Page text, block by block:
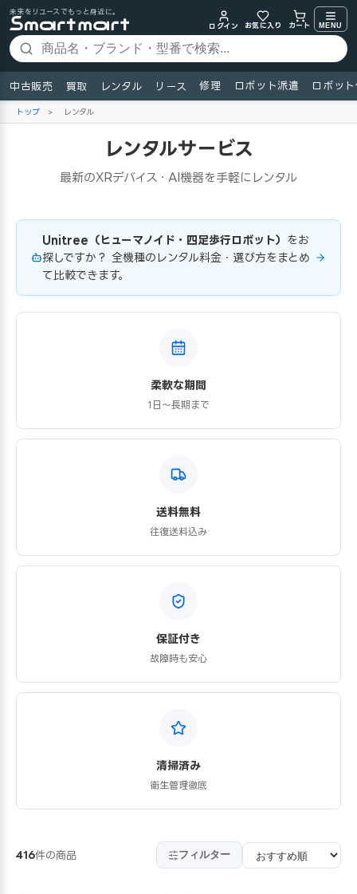
未来をリユースでもっと身近に。
ログイン
お気に入り カート MENU
中古販売 買取 レンタル リース 修理 ロボット派遣 ロボッ
トップ > レンタル
レンタルサービス
最新のXRデバイス・AI機器を手軽にレンタル
Unitree（ヒューマノイド・四足歩行ロボット） をお
探しですか？ 全機種のレンタル料金・選び方をまとめ
て比較できます。
柔軟な期間
1日〜長期まで
送料無料
往復送料込み
保証付き
故障時も安心
清掃済み
衛生管理徹底
416件の商品 フィルター